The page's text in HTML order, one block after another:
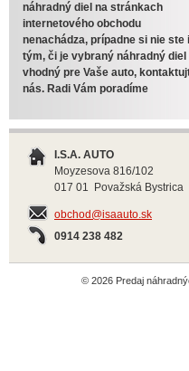
náhradný diel na stránkach
internetového obchodu
nenachádza, prípadne si nie ste
tým, či je vybraný náhradný diel
vhodný pre Vaše auto,
nás. Radi Vám poradíme
I.S.A. AUTO
Moyzesova 816/102
017 01 Považská Bystrica
obchod@isaauto.sk
0914 238 482
© 2026 Predaj